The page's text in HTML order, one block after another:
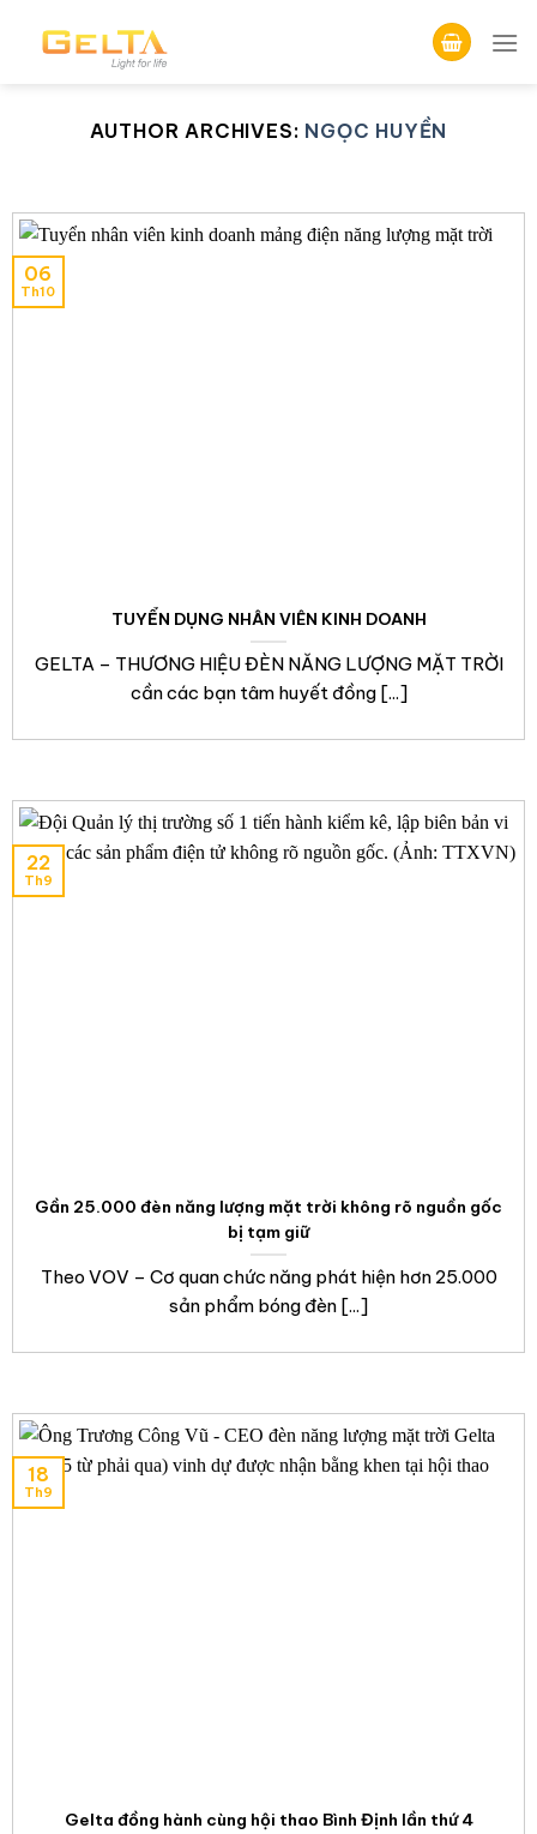
AUTHOR ARCHIVES: NGỌC HUYỀN
TUYỂN DỤNG NHÂN VIÊN KINH DOANH
GELTA – THƯƠNG HIỆU ĐÈN NĂNG LƯỢNG MẶT TRỜI
cần các bạn tâm huyết đồng [...]
06
Th10
Gần 25.000 đèn năng lượng mặt trời không rõ nguồn gốc
bị tạm giữ
Theo VOV – Cơ quan chức năng phát hiện hơn 25.000
sản phẩm bóng đèn [...]
22
Th9
Gelta đồng hành cùng hội thao Bình Định lần thứ 4
18
Th9